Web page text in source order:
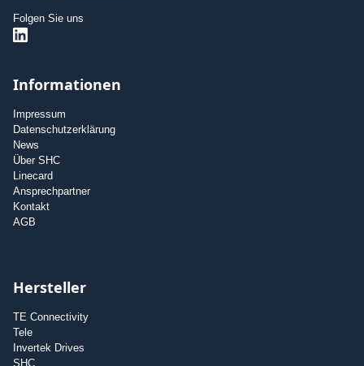
Folgen Sie uns
Informationen
Impressum
Datenschutzerklärung
News
Über SHC
Linecard
Ansprechpartner
Kontakt
AGB
Hersteller
TE Connectivity
Tele
Invertek Drives
SHC